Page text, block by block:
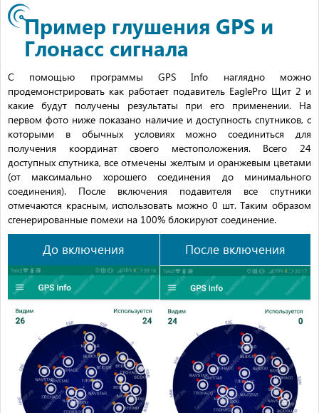
Пример глушения GPS и
Глонасс сигнала
С помощью программы GPS Info наглядно можно
продемонстрировать как работает подавитель EaglePro Щит 2 и
какие будут получены результаты при его применении. На
первом фото ниже показано наличие и доступность спутников, с
которыми в обычных условиях можно соединиться для
получения координат своего местоположения. Всего 24
доступных спутника, все отмечены желтым и оранжевым цветами
(от максимально хорошего соединения до минимального
соединения). После включения подавителя все спутники
отмечаются красным, использовать можно 0 шт. Таким образом
сгенерированные помехи на 100% блокируют соединение.
До включения После включения